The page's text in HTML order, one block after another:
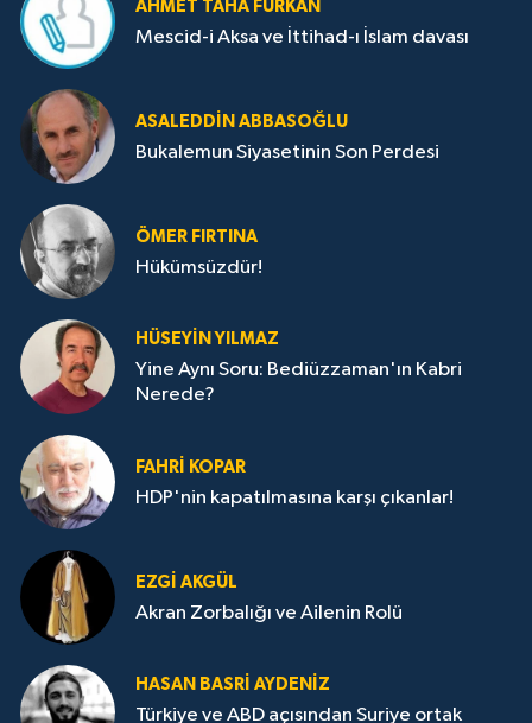
AHMET TAHA FURKAN
Mescid-i Aksa ve İttihad-ı İslam davası
ASALEDDIN ABBASOĞLU
Bukalemun Siyasetinin Son Perdesi
ÖMER FIRTINA
Hükümsüzdür!
HÜSEYIN YILMAZ
Yine Aynı Soru: Bediüzzaman'ın Kabri
Nerede?
FAHRI KOPAR
HDP'nin kapatılmasına karşı çıkanlar!
EZGI AKGÜL
Akran Zorbalığı ve Ailenin Rolü
HASAN BASRI AYDENIZ
Türkiye ve ABD açısından Suriye ortak